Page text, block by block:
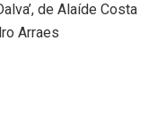
de Alaíde Costa
Arraes